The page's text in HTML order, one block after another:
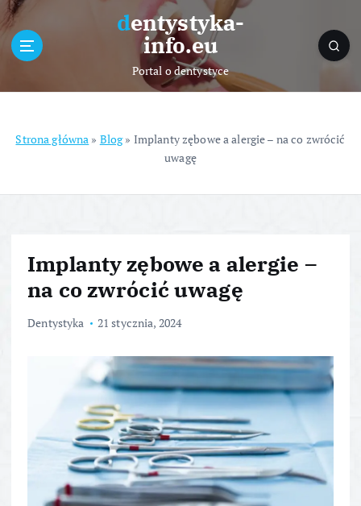
e
dentystyka-
info.eu
Portal o dentystyce
Strona główna » Blog» Implanty zębowe a alergie – na co zwrócić
uwagę
Implanty zębowe a alergie –
na co zwrócić uwagę
Dentystyka 21 stycznia, 2024